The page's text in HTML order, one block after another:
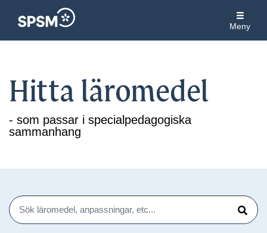
Meny
Hitta läromedel
- som passar i specialpedagogiska
sammanhang
Sök
Sök